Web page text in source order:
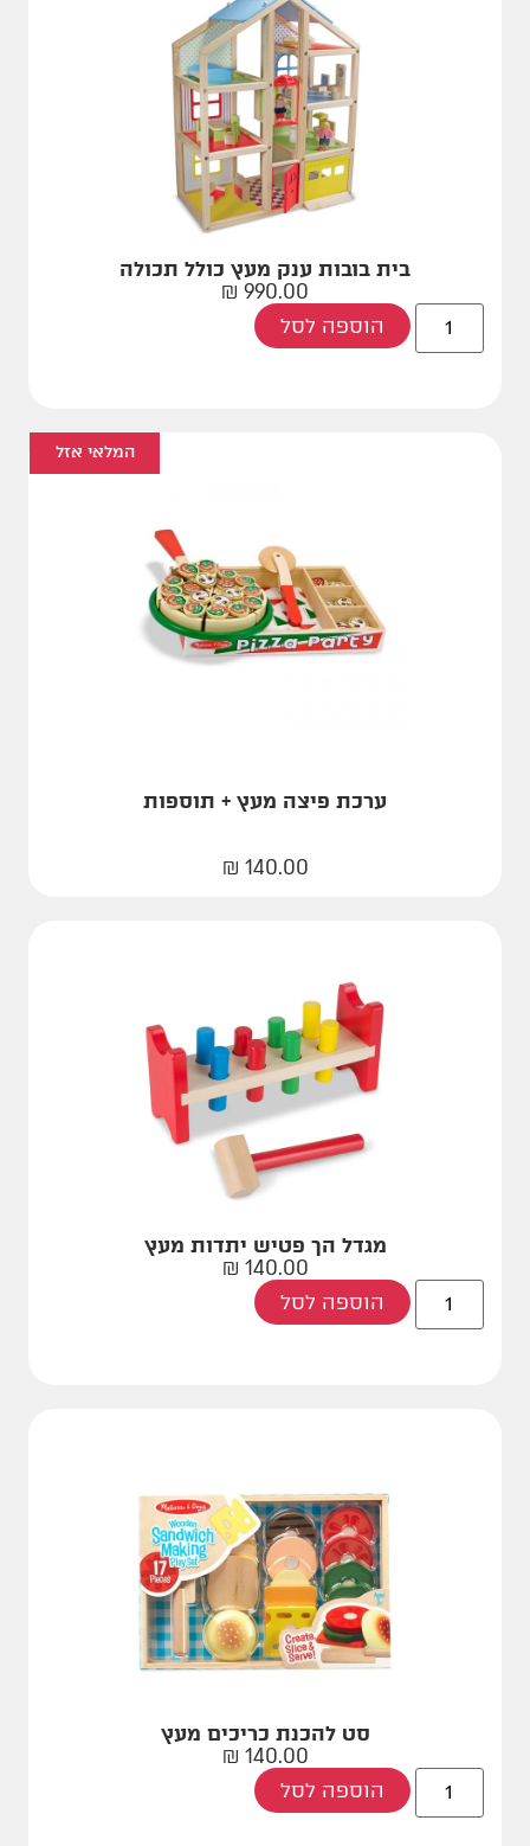
בית בובות ענק מעץ כולל תכולה
990.00
₪
הוספה לסל
המלאי אזל
ערכת פיצה מעץ + תוספות
140.00
₪
מגדל הך פטיש יתדות מעץ
140.00
₪
הוספה לסל
סט להכנת כריכים מעץ
140.00
₪
הוספה לסל